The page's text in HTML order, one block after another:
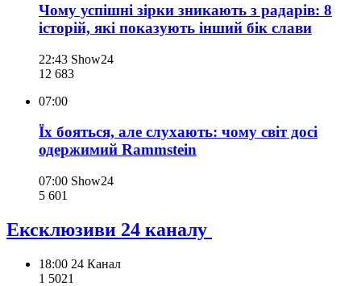
Чому успішні зірки зникають з радарів: 8
історій, які показують інший бік слави
22:43 Show24
12 683
07:00
Їх бояться, але слухають: чому світ досі
одержимий Rammstein
07:00 Show24
5 601
Ексклюзиви 24 каналу
18:00 24 Канал
1 5021